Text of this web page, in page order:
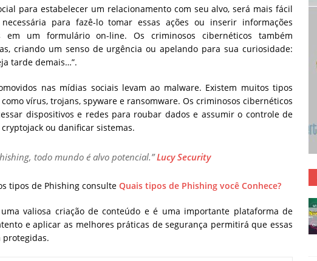
para estabelecer um relacionamento com seu alvo, será mais fácil
para fazê-lo tomar essas ações ou inserir informações
em um formulário on-line. Os criminosos cibernéticos também
criando um senso de urgência ou apelando para sua curiosidade:
tarde demais…”.
nas mídias sociais levam ao malware. Existem muitos tipos
vírus, trojans, spyware e ransomware. Os criminosos cibernéticos
dispositivos e redes para roubar dados e assumir o controle de
ou danificar sistemas.
todo mundo é alvo potencial.”Lucy Security
tipos de Phishing consulte Quais tipos de Phishing você Conhece?
valiosa criação de conteúdo e é uma importante plataforma de
e aplicar as melhores práticas de segurança permitirá que essas
protegidas.